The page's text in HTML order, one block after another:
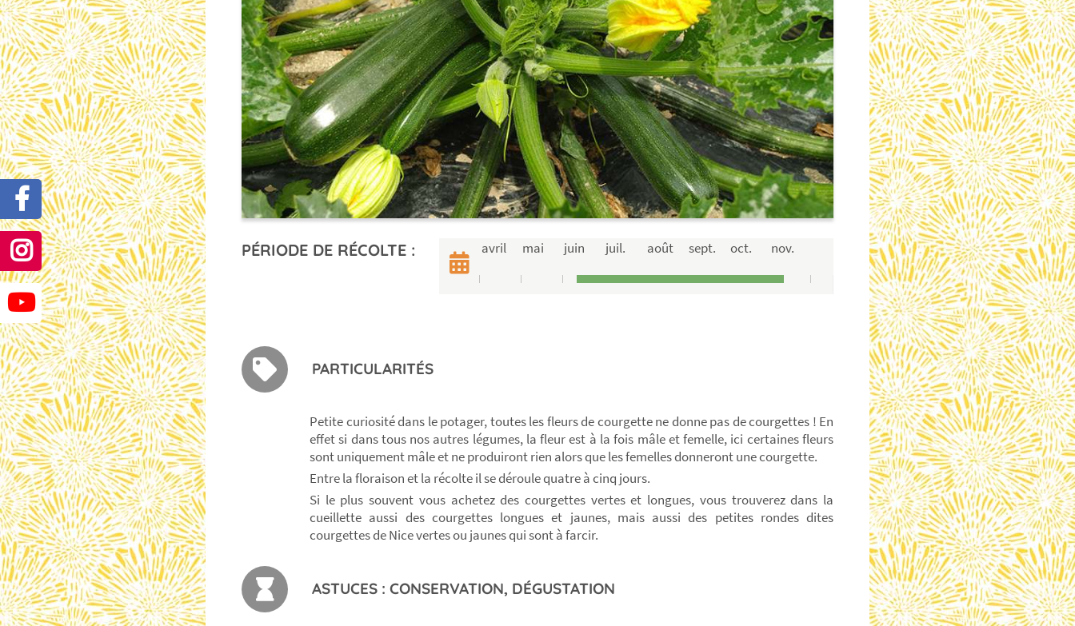
PÉRIODE DE RÉCOLTE : avril mai juin juil. août sept. oct. nov.
PARTICULARITÉS
Petite curiosité dans le potager, toutes les fleurs de courgette ne donne pas de courgettes ! En
effet si dans tous nos autres légumes, la fleur est à la fois mâle et femelle, ici certaines fleurs
sont uniquement mâle et ne produiront rien alors que les femelles donneront une courgette.
Entre la floraison et la récolte il se déroule quatre à cinq jours.
Si le plus souvent vous achetez des courgettes vertes et longues, vous trouverez dans la
cueillette aussi des courgettes longues et jaunes, mais aussi des petites rondes dites
courgettes de Nice vertes ou jaunes qui sont à farcir.
ASTUCES : CONSERVATION, DÉGUSTATION